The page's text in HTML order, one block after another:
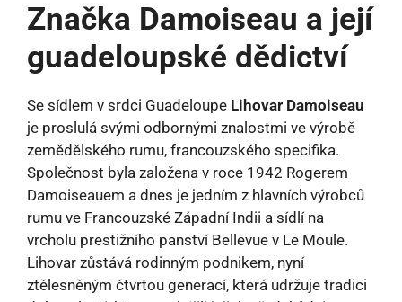
Značka Damoiseau a její
guadeloupské dědictví
Se sídlem v srdci Guadeloupe Lihovar Damoiseau
je proslulá svými odbornými znalostmi ve výrobě
zemědělského rumu, francouzského specifika.
Společnost byla založena v roce 1942 Rogerem
Damoiseauem a dnes je jedním z hlavních výrobců
rumu ve Francouzské Západní Indii a sídlí na
vrcholu prestižního panství Bellevue v Le Moule.
Lihovar zůstává rodinným podnikem, nyní
ztělesněným čtvrtou generací, která udržuje tradici